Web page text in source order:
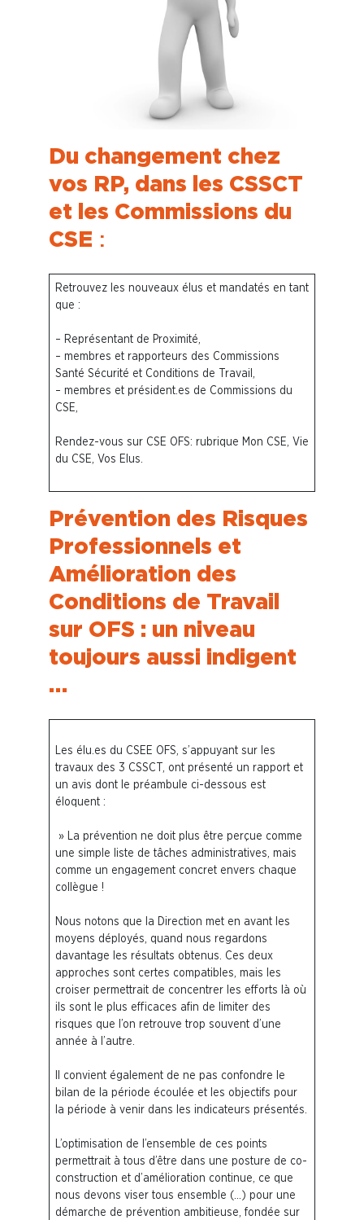
Du changement chez
vos RP, dans les CSSCT
et les Commissions du
CSE :
Retrouvez les nouveaux élus et mandatés en tant
que :
– Représentant de Proximité,
– membres et rapporteurs des Commissions
Santé Sécurité et Conditions de Travail,
– membres et président.es de Commissions du
CSE,
Rendez-vous sur CSE OFS: rubrique Mon CSE, Vie
du CSE, Vos Elus.
Prévention des Risques
Professionnels et
Amélioration des
Conditions de Travail
sur OFS : un niveau
toujours aussi indigent
…
Les élu.es du CSEE OFS, s’appuyant sur les
travaux des 3 CSSCT, ont présenté un rapport et
un avis dont le préambule ci-dessous est
éloquent :
» La prévention ne doit plus être perçue comme
une simple liste de tâches administratives, mais
comme un engagement concret envers chaque
collègue !
Nous notons que la Direction met en avant les
moyens déployés, quand nous regardons
davantage les résultats obtenus. Ces deux
approches sont certes compatibles, mais les
croiser permettrait de concentrer les efforts là où
ils sont le plus efficaces afin de limiter des
risques que l’on retrouve trop souvent d’une
année à l’autre.
Il convient également de ne pas confondre le
bilan de la période écoulée et les objectifs pour
la période à venir dans les indicateurs présentés.
L’optimisation de l’ensemble de ces points
permettrait à tous d’être dans une posture de co-
construction et d’amélioration continue, ce que
nous devons viser tous ensemble (…) pour une
démarche de prévention ambitieuse, fondée sur